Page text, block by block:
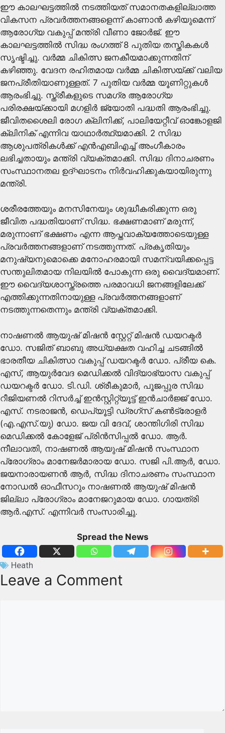
ഈ കാലഘട്ടത്തില്‍ നടത്തിയത് സമാനതകളില്ലാത്ത
വികസന പ്രവര്‍ത്തനങ്ങളെന്ന് കാണാന്‍ കഴിയുമെന്ന്
ആരോഗ്യ വകുപ്പ് മന്ത്രി വീണാ ജോര്‍ജ്. ഈ
കാലഘട്ടത്തില്‍ സിദ്ധ രംഗത്ത് 8 പുതിയ തസ്തികകള്‍
സൃഷ്ടിച്ചു. വര്‍മ്മ ചികിത്സ ജനകീയമാക്കുന്നതിന്
കഴിഞ്ഞു. വേദന രഹിതമായ വര്‍മ്മ ചികിത്സയ്ക്ക് വലിയ
ജനപ്രീതിയാണുള്ളത്. 7 പുതിയ വര്‍മ്മ യൂണിറ്റുകള്‍
ആരംഭിച്ചു. സ്ത്രീകളുടെ സമഗ്ര ആരോഗ്യ
പരിരക്ഷയ്ക്കായി മഗളിര്‍ ജ്യോതി പദ്ധതി ആരംഭിച്ചു.
ജീവിതശൈലി രോഗ ക്ലിനിക്ക്, പാലിയേറ്റീവ് ഓങ്കോളജി
ക്ലിനിക് എന്നിവ യാഥാര്‍ത്ഥ്യമാക്കി. 2 സിദ്ധ
ആശുപത്രികള്‍ക്ക് എന്‍എബിഎച്ച് അംഗീകാരം
ലഭിച്ചതായും മന്ത്രി വ്യക്തമാക്കി. സിദ്ധ ദിനാചരണം
സംസ്ഥാനതല ഉദ്ഘാടനം നിര്‍വഹിക്കുകയായിരുന്നു
മന്ത്രി.
ശരീരത്തേയും മനസിനേയും ശുദ്ധീകരിക്കുന്ന ഒരു
ജീവിത പദ്ധതിയാണ് സിദ്ധ. ഭക്ഷണമാണ് മരുന്ന്,
മരുന്നാണ് ഭക്ഷണം എന്ന ആപ്തവാക്യത്തോടെയുള്ള
പ്രവര്‍ത്തനങ്ങളാണ് നടത്തുന്നത്. പ്രകൃതിയും
മനുഷ്യനുമൊക്കെ മനോഹരമായി സമന്വയിക്കപ്പെട്ട
സന്തുലിതമായ നിലയില്‍ പോകുന്ന ഒരു വൈദ്യമാണ്.
ഈ വൈദ്യശാസ്ത്രത്തെ പരമാവധി ജനങ്ങളിലേക്ക്
എത്തിക്കുന്നതിനായുള്ള പ്രവര്‍ത്തനങ്ങളാണ്
നടത്തുന്നതെന്നും മന്ത്രി വ്യക്തമാക്കി.
നാഷണല്‍ ആയുഷ് മിഷന്‍ സ്റ്റേറ്റ് മിഷന്‍ ഡയറക്ടര്‍
ഡോ. സജിത് ബാബു അധ്യക്ഷത വഹിച്ച ചടങ്ങില്‍
ഭാരതീയ ചികിത്സാ വകുപ്പ് ഡയറക്ടര്‍ ഡോ. പ്രീയ കെ.
എസ്, ആയുര്‍വേദ മെഡിക്കല്‍ വിദ്യാഭ്യാസ വകുപ്പ്
ഡയറക്ടര്‍ ഡോ. ടി.ഡി. ശ്രീകുമാര്‍, പൂജപ്പുര സിദ്ധ
റീജിയണല്‍ റിസര്‍ച്ച് ഇന്‍സ്റ്റിറ്റ്യൂട്ട് ഇന്‍ചാര്‍ജ്ജ് ഡോ.
എസ്. നടരാജന്‍, ഡെപ്യൂട്ടി ഡ്രഗ്‌സ് കണ്‍ട്രോളര്‍
(എ.എസ്.യു) ഡോ. ജയ വി ദേവ്, ശാന്തിഗിരി സിദ്ധ
മെഡിക്കല്‍ കോളേജ് പ്രിന്‍സിപ്പല്‍ ഡോ. ആര്‍.
നീലാവതി, നാഷണല്‍ ആയുഷ് മിഷന്‍ സംസ്ഥാന
പ്രോഗ്രാം മാനേജര്‍മാരായ ഡോ. സജി പി.ആര്‍, ഡോ.
ജയനാരായണന്‍ ആര്‍, സിദ്ധ ദിനാചരണം സംസ്ഥാന
നോഡല്‍ ഓഫീസറും നാഷണല്‍ ആയുഷ് മിഷന്‍
ജില്ലാ പ്രോഗ്രാം മാനേജറുമായ ഡോ. ഗായത്രി
ആര്‍.എസ്. എന്നിവര്‍ സംസാരിച്ചു.
Spread the News
Heath
Leave a Comment